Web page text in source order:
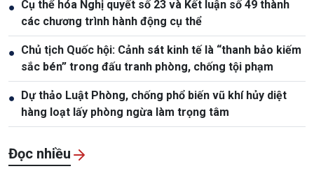
● Cụ thể hóa Nghị quyết số 23 và Kết luận số 49 thành
các chương trình hành động cụ thể
● Chủ tịch Quốc hội: Cảnh sát kinh tế là “thanh bảo kiếm
sắc bén” trong đấu tranh phòng, chống tội phạm
● Dự thảo Luật Phòng, chống phổ biến vũ khí hủy diệt
hàng loạt lấy phòng ngừa làm trọng tâm
Đọc nhiều